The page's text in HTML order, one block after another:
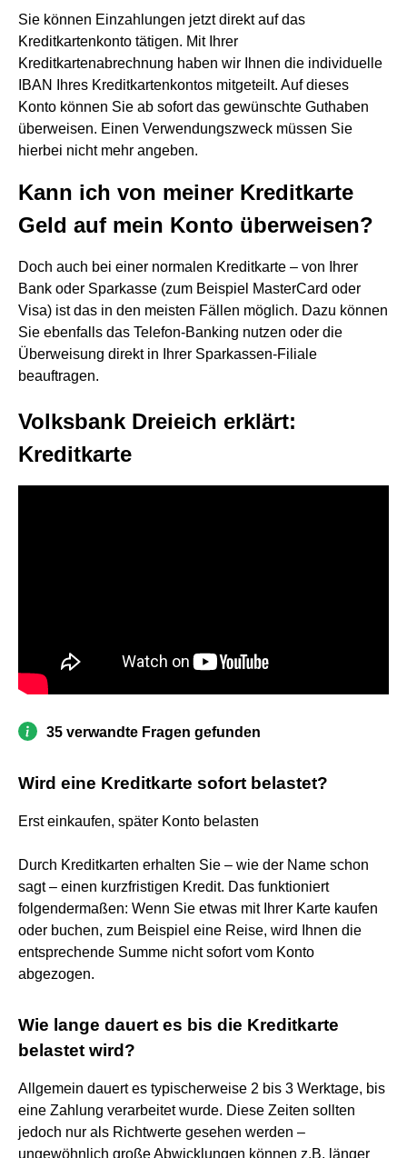
Sie können Einzahlungen jetzt direkt auf das
Kreditkartenkonto tätigen. Mit Ihrer
Kreditkartenabrechnung haben wir Ihnen die individuelle
IBAN Ihres Kreditkartenkontos mitgeteilt. Auf dieses
Konto können Sie ab sofort das gewünschte Guthaben
überweisen. Einen Verwendungszweck müssen Sie
hierbei nicht mehr angeben.
Kann ich von meiner Kreditkarte
Geld auf mein Konto überweisen?
Doch auch bei einer normalen Kreditkarte – von Ihrer
Bank oder Sparkasse (zum Beispiel MasterCard oder
Visa) ist das in den meisten Fällen möglich. Dazu können
Sie ebenfalls das Telefon-Banking nutzen oder die
Überweisung direkt in Ihrer Sparkassen-Filiale
beauftragen.
Volksbank Dreieich erklärt:
Kreditkarte
35 verwandte Fragen gefunden
Wird eine Kreditkarte sofort belastet?
Erst einkaufen, später Konto belasten
Durch Kreditkarten erhalten Sie – wie der Name schon
sagt – einen kurzfristigen Kredit. Das funktioniert
folgendermaßen: Wenn Sie etwas mit Ihrer Karte kaufen
oder buchen, zum Beispiel eine Reise, wird Ihnen die
entsprechende Summe nicht sofort vom Konto
abgezogen.
Wie lange dauert es bis die Kreditkarte
belastet wird?
Allgemein dauert es typischerweise 2 bis 3 Werktage, bis
eine Zahlung verarbeitet wurde. Diese Zeiten sollten
jedoch nur als Richtwerte gesehen werden –
ungewöhnlich große Abwicklungen können z.B. länger